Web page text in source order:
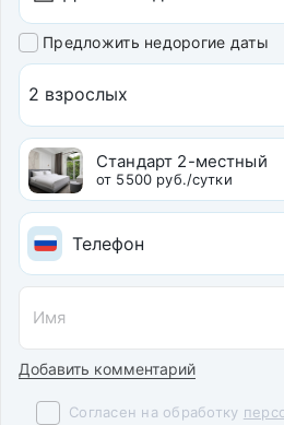
Предложить недорогие даты
2 взрослых
Стандарт 2-местный
от 5500 руб./сутки
Добавить комментарий
Согласен на обработку